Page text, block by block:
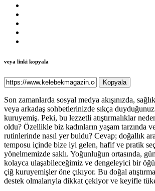
veya linki kopyala
Kopyala
Son zamanlarda sosyal medya akışınızda,
veya arkadaş sohbetlerinizde sıkça
kuruyemiş. Peki, bu lezzetli atıştırmalıklar
oldu? Özellikle biz kadınların yaşam tarzında
rutinlerinde nasıl yer buldu? Cevap; doğallık
temposu içinde bize iyi gelen, hafif ve pratik
yönelmemizde saklı. Yoğunluğun ortasında,
kolayca ulaşabileceğimiz ve dengeleyici bir
çiğ kuruyemişler öne çıkıyor. Bu doğal
destek olmalarıyla dikkat çekiyor ve keyifle